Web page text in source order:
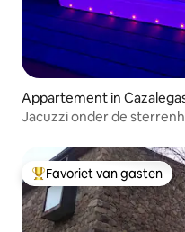
Appartement in
Jacuzzi onder de
Topfavoriet van gasten
Favoriet van gasten